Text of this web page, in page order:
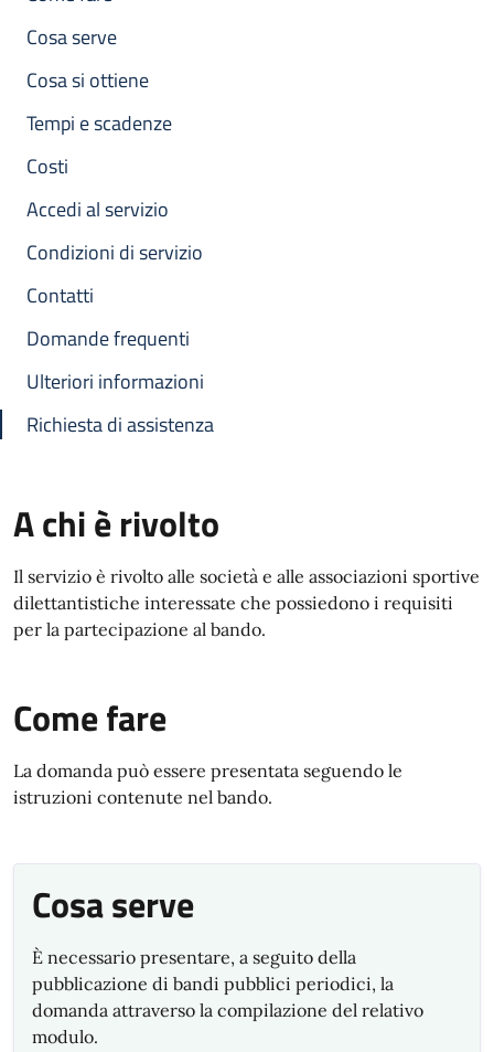
Cosa serve
Cosa si ottiene
Tempi e scadenze
Costi
Accedi al servizio
Condizioni di servizio
Contatti
Domande frequenti
Ulteriori informazioni
Richiesta di assistenza
A chi è rivolto
Il servizio è rivolto alle società e alle associazioni sportive
dilettantistiche interessate che possiedono i requisiti
per la partecipazione al bando.
Come fare
La domanda può essere presentata seguendo le
istruzioni contenute nel bando.
Cosa serve
È necessario presentare, a seguito della
pubblicazione di bandi pubblici periodici, la
domanda attraverso la compilazione del relativo
modulo.